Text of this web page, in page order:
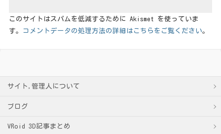
このサイトはスパムを低減するために Akismet を使っていま
す。 コメントデータの処理方法の詳細はこちらをご覧ください。
サイト,管理人について
ブログ
VRoid 3D記事まとめ